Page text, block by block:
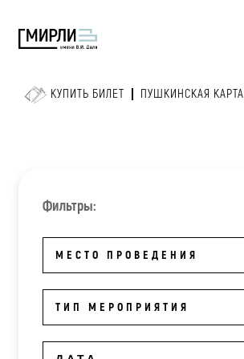
КУПИТЬ БИЛЕТ ПУШКИНСКАЯ КАРТА
Фильтры:
МЕСТО ПРОВЕДЕНИЯ
ТИП МЕРОПРИЯТИЯ